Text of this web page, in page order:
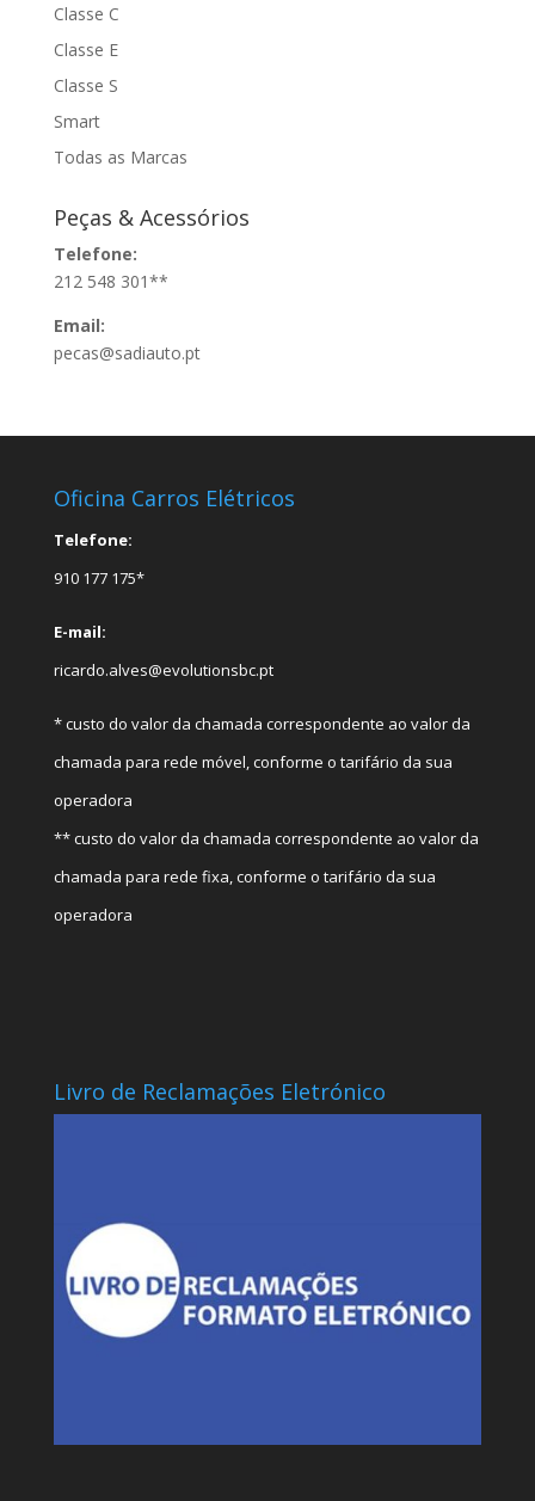
Classe C
Classe E
Classe S
Smart
Todas as Marcas
Peças & Acessórios
Telefone:
212 548 301**
Email:
pecas@sadiauto.pt
Oficina Carros Elétricos
Telefone:
910 177 175*
E-mail:
ricardo.alves@evolutionsbc.pt
* custo do valor da chamada correspondente ao valor da
chamada para rede móvel, conforme o tarifário da sua
operadora
** custo do valor da chamada correspondente ao valor da
chamada para rede fixa, conforme o tarifário da sua
operadora
Livro de Reclamações Eletrónico